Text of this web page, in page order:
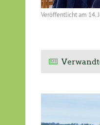
Veröffentlicht am 14.